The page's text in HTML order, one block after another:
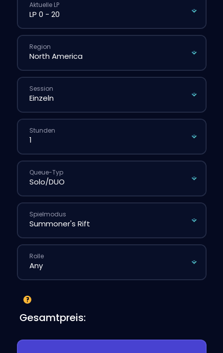
Aktuelle LP
Region
Session
Stunden
Queue-Typ
Spielmodus
Rolle
Gesamtpreis: